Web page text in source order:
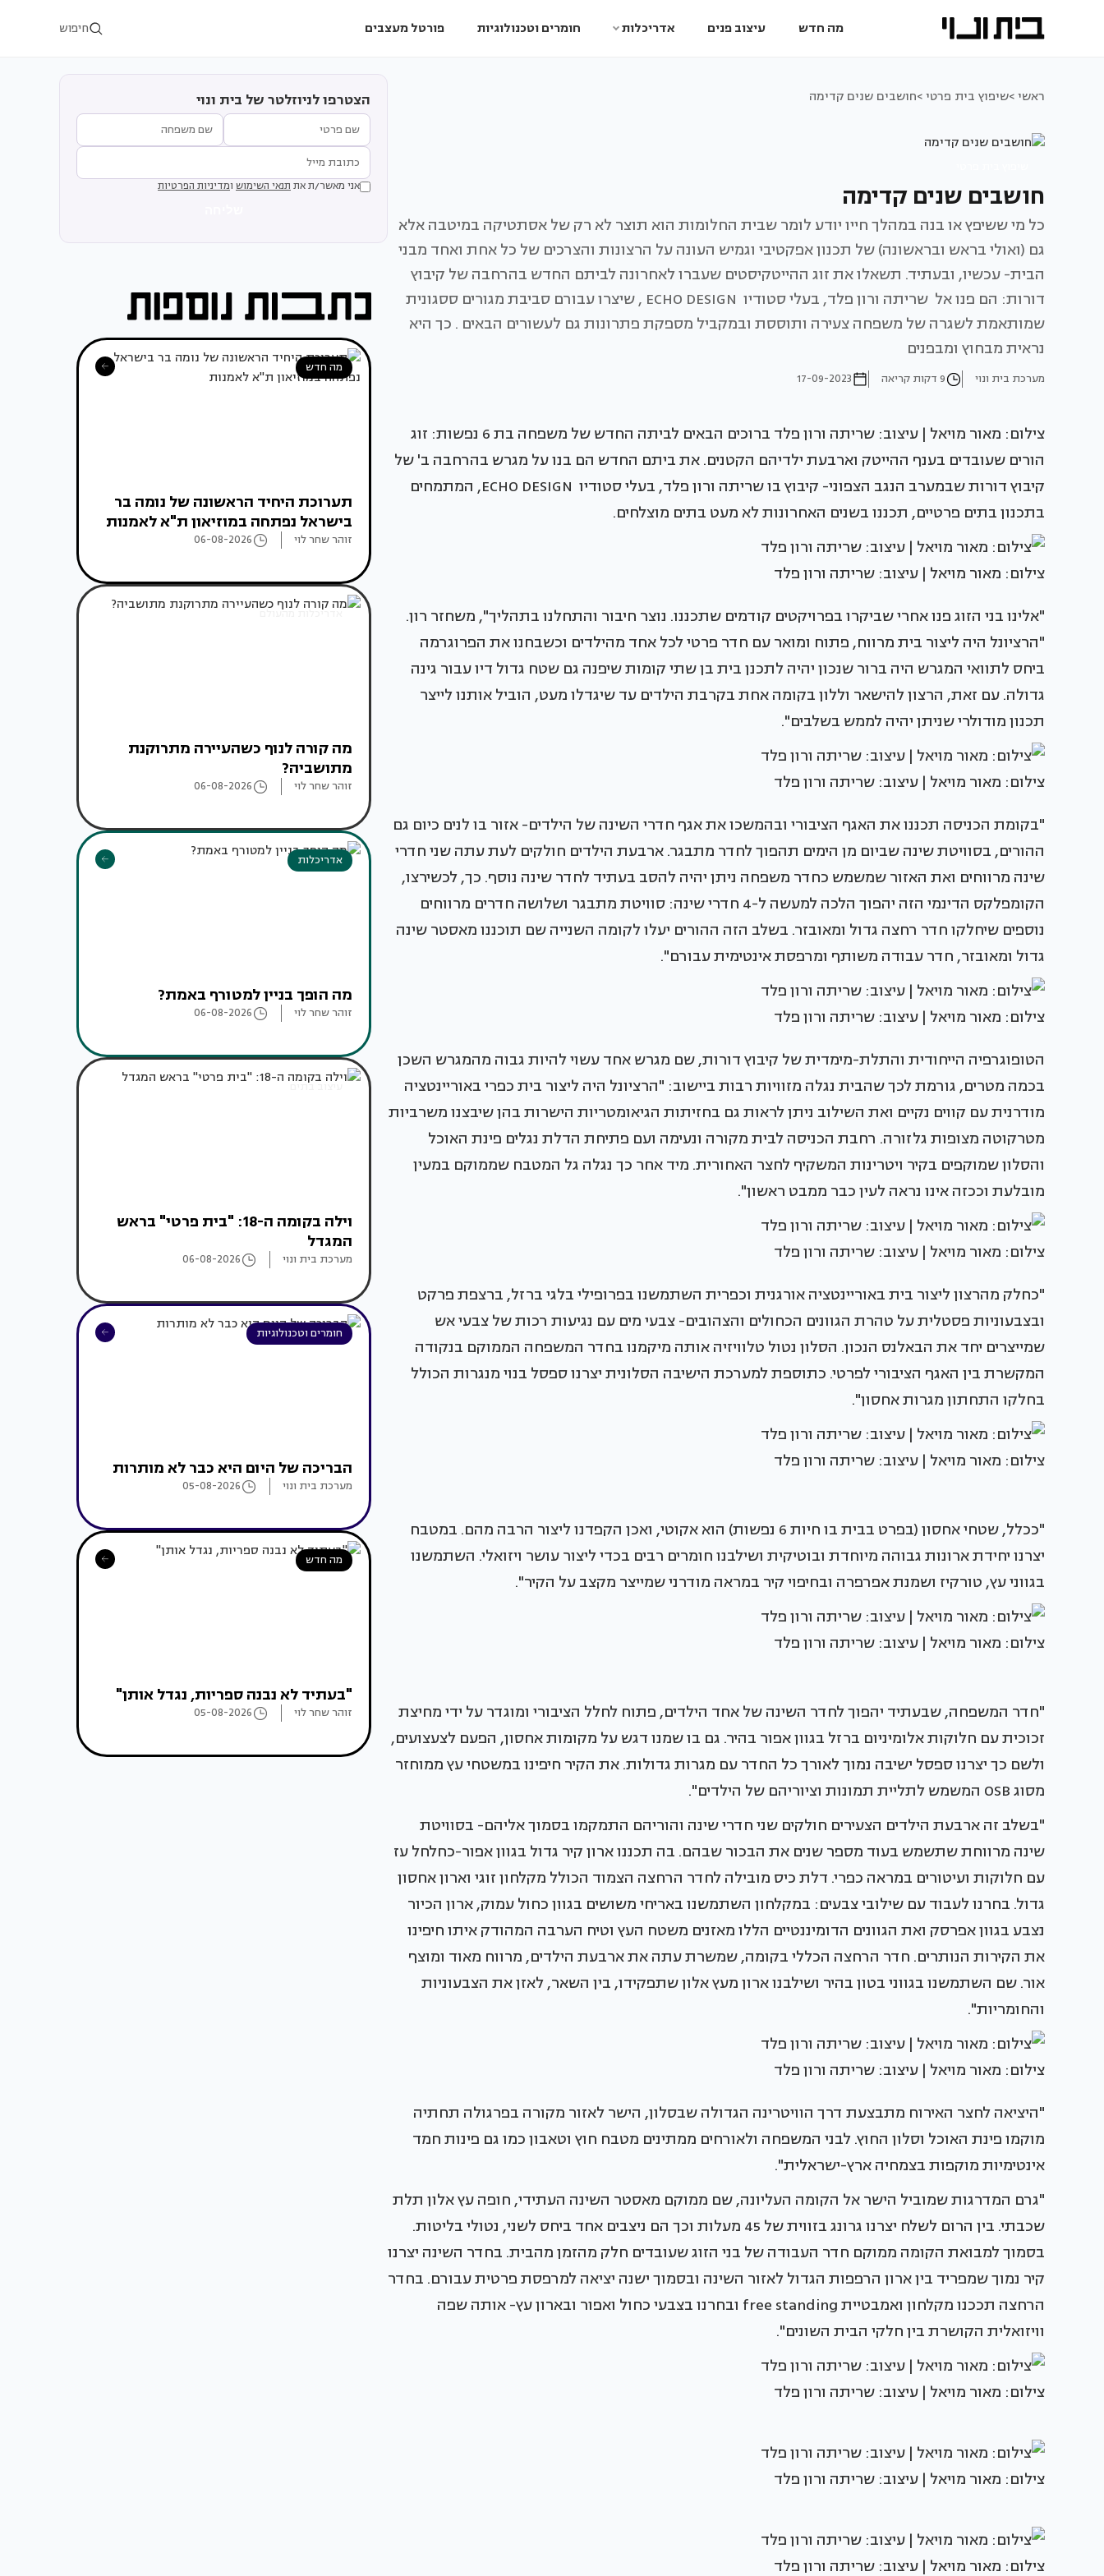
מה חדש עיצוב פנים אדריכלות חומרים וטכנולוגיות פורטל מעצבים חיפוש
ראשי >שיפוץ בית פרטי >חושבים שנים קדימה
חושבים שנים קדימה
כל מי ששיפץ או בנה במהלך חייו יודע לומר שבית החלומות הוא תוצר לא רק של אסתטיקה במיטבה אלא
גם (ואולי בראש ובראשונה) של תכנון אפקטיבי וגמיש העונה על הרצונות והצרכים של כל אחת ואחד מבני
הבית- עכשיו, ובעתיד. תשאלו את זוג ההייטקיסטים שעברו לאחרונה לביתם החדש בהרחבה של קיבוץ
דורות: הם פנו אל שריתה ורון פלד, בעלי סטודיו ECHO DESIGN , שיצרו עבורם סביבת מגורים ססגונית
שמותאמת לשגרה של משפחה צעירה ותוססת ובמקביל מספקת פתרונות גם לעשורים הבאים . כך היא
נראית מבחוץ ומבפנים
מערכת בית ונוי 9 דקות קריאה 17-09-2023
צילום: מאור מויאל | עיצוב: שריתה ורון פלד ברוכים הבאים לביתה החדש של משפחה בת 6 נפשות: זוג
הורים שעובדים בענף ההייטק וארבעת ילדיהם הקטנים. את ביתם החדש הם בנו על מגרש בהרחבה ב' של
קיבוץ דורות שבמערב הנגב הצפוני- קיבוץ בו שריתה ורון פלד, בעלי סטודיו ECHO DESIGN, המתמחים
בתכנון בתים פרטיים, תכננו בשנים האחרונות לא מעט בתים מוצלחים.
צילום: מאור מויאל | עיצוב: שריתה ורון פלד
"אלינו בני הזוג פנו אחרי שביקרו בפרויקטים קודמים שתכננו. נוצר חיבור והתחלנו בתהליך", משחזר רון.
"הרציונל היה ליצור בית מרווח, פתוח ומואר עם חדר פרטי לכל אחד מהילדים וכשבחנו את הפרוגרמה
ביחס לתוואי המגרש היה ברור שנכון יהיה לתכנן בית בן שתי קומות שיפנה גם שטח גדול דיו עבור גינה
גדולה. עם זאת, הרצון להישאר וללון בקומה אחת בקרבת הילדים עד שיגדלו מעט, הוביל אותנו לייצר
תכנון מודולרי שניתן יהיה לממש בשלבים".
צילום: מאור מויאל | עיצוב: שריתה ורון פלד
"בקומת הכניסה תכננו את האגף הציבורי ובהמשכו את אגף חדרי השינה של הילדים- אזור בו לנים כיום גם
ההורים, בסוויטת שינה שביום מן הימים תהפוך לחדר מתבגר. ארבעת הילדים חולקים לעת עתה שני חדרי
שינה מרווחים ואת האזור שמשמש כחדר משפחה ניתן יהיה להסב בעתיד לחדר שינה נוסף. כך, לכשירצו,
הקומפלקס הדינמי הזה יהפוך הלכה למעשה ל-4 חדרי שינה: סוויטת מתבגר ושלושה חדרים מרווחים
נוספים שיחלקו חדר רחצה גדול ומאובזר. בשלב הזה ההורים יעלו לקומה השנייה שם תוכננו מאסטר שינה
גדול ומאובזר, חדר עבודה משותף ומרפסת אינטימית עבורם".
צילום: מאור מויאל | עיצוב: שריתה ורון פלד
הטופוגרפיה הייחודית והתלת-מימדית של קיבוץ דורות, שם מגרש אחד עשוי להיות גבוה מהמגרש השכן
בכמה מטרים, גורמת לכך שהבית נגלה מזוויות רבות ביישוב: "הרציונל היה ליצור בית כפרי באוריינטציה
מודרנית עם קווים נקיים ואת השילוב ניתן לראות גם בחזיתות הגיאומטריות הישרות בהן שיבצנו משרביות
מטרקוטה מצופות גלזורה. רחבת הכניסה לבית מקורה ונעימה ועם פתיחת הדלת נגלים פינת האוכל
והסלון שמוקפים בקיר ויטרינות המשקיף לחצר האחורית. מיד אחר כך נגלה גל המטבח שממוקם במעין
מובלעת וככזה אינו נראה לעין כבר ממבט ראשון".
צילום: מאור מויאל | עיצוב: שריתה ורון פלד
"כחלק מהרצון ליצור בית באוריינטציה אורגנית וכפרית השתמשנו בפרופילי בלגי ברזל, ברצפת פרקט
ובצבעוניות פסטלית על טהרת הגוונים הכחולים והצהובים- צבעי מים עם נגיעות רכות של צבעי אש
שמייצרים יחד את הבאלנס הנכון. הסלון נטול טלוויזיה אותה מיקמנו בחדר המשפחה הממוקם בנקודה
המקשרת בין האגף הציבורי לפרטי. כתוספת למערכת הישיבה הסלונית יצרנו ספסל בנוי מנגרות הכולל
בחלקו התחתון מגרות אחסון".
צילום: מאור מויאל | עיצוב: שריתה ורון פלד
"ככלל, שטחי אחסון (בפרט בבית בו חיות 6 נפשות) הוא אקוטי, ואכן הקפדנו ליצור הרבה מהם. במטבח
יצרנו יחידת ארונות גבוהה מיוחדת ובוטיקית ושילבנו חומרים רבים בכדי ליצור עושר ויזואלי. השתמשנו
בגווני עץ, טורקיז ושמנת אפרפרה ובחיפוי קיר במראה מודרני שמייצר מקצב על הקיר".
צילום: מאור מויאל | עיצוב: שריתה ורון פלד
"חדר המשפחה, שבעתיד יהפוך לחדר השינה של אחד הילדים, פתוח לחלל הציבורי ומוגדר על ידי מחיצת
זכוכית עם חלוקות אלומיניום ברזל בגוון אפור בהיר. גם בו שמנו דגש על מקומות אחסון, הפעם לצעצועים,
ולשם כך יצרנו ספסל ישיבה נמוך לאורך כל החדר עם מגרות גדולות. את הקיר חיפינו במשטחי עץ ממוחזר
מסוג OSB המשמש לתליית תמונות וציוריהם של הילדים".
"בשלב זה ארבעת הילדים הצעירים חולקים שני חדרי שינה והוריהם התמקמו בסמוך אליהם- בסוויטת
שינה מרווחת שתשמש בעוד מספר שנים את הבכור שבהם. בה תכננו ארון קיר גדול בגוון אפור-כחלחל עז
עם חלוקות ועיטורים במראה כפרי. דלת כיס מובילה לחדר הרחצה הצמוד הכולל מקלחון זוגי וארון אחסון
גדול. בחרנו לעבוד עם שילובי צבעים: במקלחון השתמשנו באריחי משושים בגוון כחול עמוק, ארון הכיור
נצבע בגוון אפרסק ואת הגוונים הדומיננטיים הללו מאזנים משטח העץ וטיח הערבה המהודק איתו חיפינו
את הקירות הנותרים. חדר הרחצה הכללי בקומה, שמשרת עתה את ארבעת הילדים, מרווח מאוד ומוצף
אור. שם השתמשנו בגווני בטון בהיר ושילבנו ארון מעץ אלון שתפקידו, בין השאר, לאזן את הצבעוניות
והחומריות".
צילום: מאור מויאל | עיצוב: שריתה ורון פלד
"היציאה לחצר האירוח מתבצעת דרך הוויטרינה הגדולה שבסלון, הישר לאזור מקורה בפרגולה תחתיה
מוקמו פינת האוכל וסלון החוץ. לבני המשפחה ולאורחים ממתינים מטבח חוץ וטאבון כמו גם פינות חמד
אינטימיות מוקפות בצמחיה ארץ-ישראלית".
"גרם המדרגות שמוביל הישר אל הקומה העליונה, שם ממוקם מאסטר השינה העתידי, חופה עץ אלון תלת
שכבתי. בין הרום לשלח יצרנו גרונג בזווית של 45 מעלות וכך הם ניצבים אחד ביחס לשני, נטולי בליטות.
בסמוך למבואת הקומה ממוקם חדר העבודה של בני הזוג שעובדים חלק מהזמן מהבית. בחדר השינה יצרנו
קיר נמוך שמפריד בין ארון הרפפות הגדול לאזור השינה ובסמוך ישנה יציאה למרפסת פרטית עבורם. בחדר
הרחצה תככנו מקלחון ואמבטיית free standing ובחרנו בצבעי כחול ואפור ובארון עץ- אותה שפה
וויזואלית הקושרת בין חלקי הבית השונים".
צילום: מאור מויאל | עיצוב: שריתה ורון פלד
צילום: מאור מויאל | עיצוב: שריתה ורון פלד
צילום: מאור מויאל | עיצוב: שריתה ורון פלד
הצטרפו לניוזלטר של בית ונוי
אני מאשר/ת את תנאי השימוש ומדיניות הפרטיות
מה חדש
תערוכת היחיד הראשונה של נומה בר
בישראל נפתחה במוזיאון ת"א לאמנות
זוהר שחר לוי 06-08-2026
אדריכלות מהעולם
מה קורה לנוף כשהעיירה מתרוקנת
מתושביה?
זוהר שחר לוי 06-08-2026
אדריכלות
מה הופך בניין למטורף באמת?
זוהר שחר לוי 06-08-2026
עיצוב בתים
וילה בקומה ה-18: "בית פרטי" בראש
המגדל
מערכת בית ונוי 06-08-2026
חומרים וטכנולוגיות
הבריכה של היום היא כבר לא מותרות
מערכת בית ונוי 05-08-2026
מה חדש
"בעתיד לא נבנה ספריות, נגדל אותן"
זוהר שחר לוי 05-08-2026